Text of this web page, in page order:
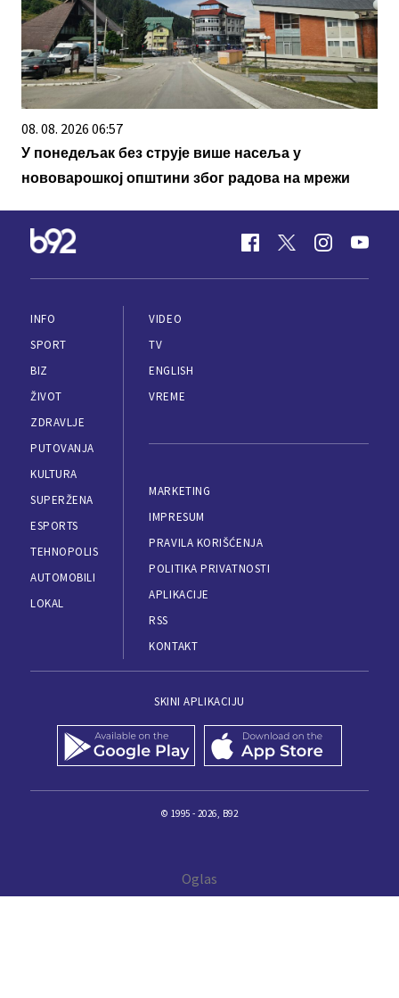
08. 08. 2026 06:57
У понедељак без струје више насеља у
нововарошкој општини због радова на мрежи
INFO
SPORT
BIZ
ŽIVOT
ZDRAVLJE
PUTOVANJA
KULTURA
SUPERŽENA
ESPORTS
TEHNOPOLIS
AUTOMOBILI
LOKAL
VIDEO
TV
ENGLISH
VREME
MARKETING
IMPRESUM
PRAVILA KORIŠĆENJA
POLITIKA PRIVATNOSTI
APLIKACIJE
RSS
KONTAKT
SKINI APLIKACIJU
© 1995 - 2026, B92